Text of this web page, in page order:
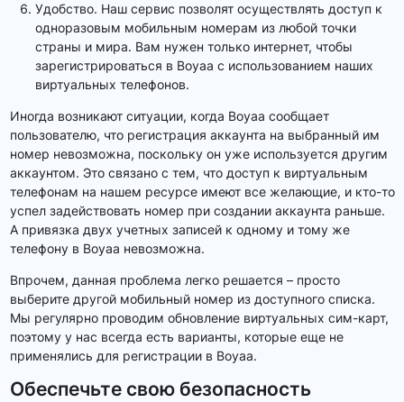
Удобство. Наш сервис позволят осуществлять доступ к
одноразовым мобильным номерам из любой точки
страны и мира. Вам нужен только интернет, чтобы
зарегистрироваться в Boyaa с использованием наших
виртуальных телефонов.
Иногда возникают ситуации, когда Boyaa сообщает
пользователю, что регистрация аккаунта на выбранный им
номер невозможна, поскольку он уже используется другим
аккаунтом. Это связано с тем, что доступ к виртуальным
телефонам на нашем ресурсе имеют все желающие, и кто-то
успел задействовать номер при создании аккаунта раньше.
А привязка двух учетных записей к одному и тому же
телефону в Boyaa невозможна.
Впрочем, данная проблема легко решается – просто
выберите другой мобильный номер из доступного списка.
Мы регулярно проводим обновление виртуальных сим-карт,
поэтому у нас всегда есть варианты, которые еще не
применялись для регистрации в Boyaa.
Обеспечьте свою безопасность